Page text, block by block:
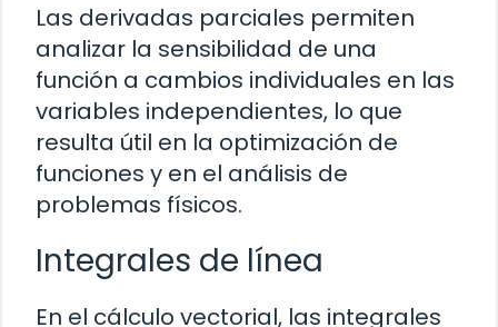
Las derivadas parciales permiten
analizar la sensibilidad de una
función a cambios individuales en las
variables independientes, lo que
resulta útil en la optimización de
funciones y en el análisis de
problemas físicos.
Integrales de línea
En el cálculo vectorial, las integrales